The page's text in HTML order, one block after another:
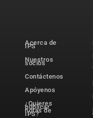
Acerca de
IPS
Nuestros
socios
Contáctenos
Apóyenos
¿Quieres
publicar
notas de
IPS?